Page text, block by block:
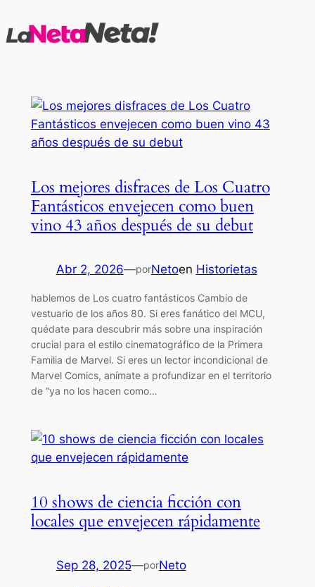
al
Los mejores disfraces de Los Cuatro
Fantásticos envejecen como buen
vino 43 años después de su debut
Abr 2, 2026—porNetoen Historietas
hablemos de Los cuatro fantásticos Cambio de
vestuario de los años 80. Si eres fanático del MCU,
quédate para descubrir más sobre una inspiración
crucial para el estilo cinematográfico de la Primera
Familia de Marvel. Si eres un lector incondicional de
Marvel Comics, anímate a profundizar en el territorio
de “ya no los hacen como…
10 shows de ciencia ficción con
locales que envejecen rápidamente
Sep 28, 2025—porNeto